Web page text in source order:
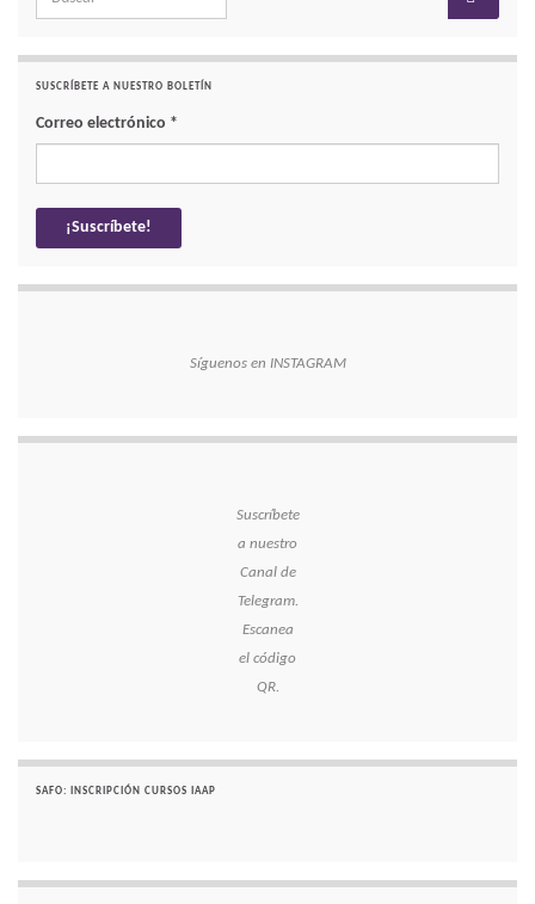
SUSCRÍBETE A NUESTRO BOLETÍN
Correo electrónico *
Síguenos en INSTAGRAM
Suscríbete
a nuestro
Canal de
Telegram.
Escanea
el código
QR.
SAFO: INSCRIPCIÓN CURSOS IAAP